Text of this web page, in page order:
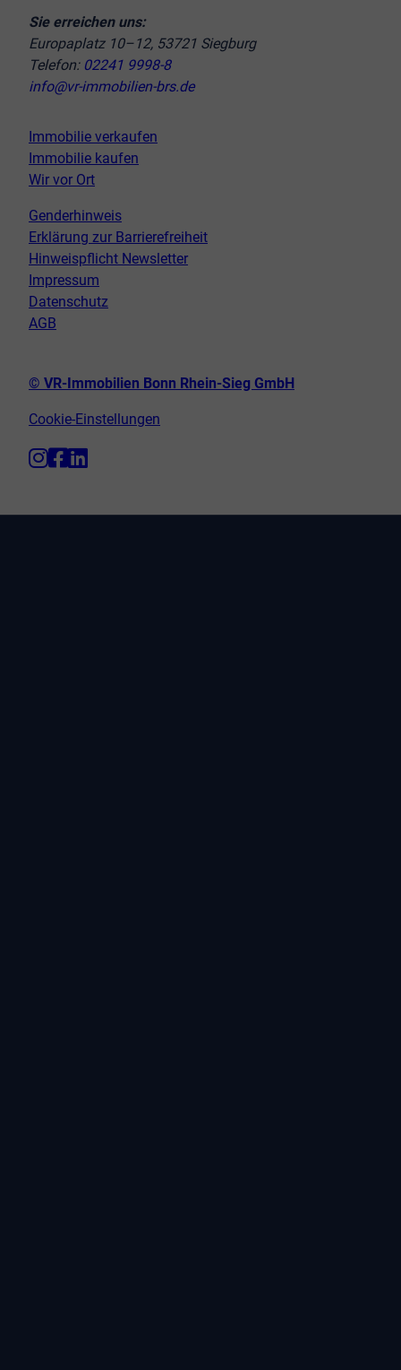
Sie erreichen uns:
Europaplatz 10–12, 53721 Siegburg
Telefon: 02241 9998-8
info@vr-immobilien-brs.de
Immobilie verkaufen
Immobilie kaufen
Wir vor Ort
Genderhinweis
Erklärung zur Barrierefreiheit
Hinweispflicht Newsletter
Impressum
Datenschutz
AGB
© VR-Immobilien Bonn Rhein-Sieg GmbH
Cookie-Einstellungen